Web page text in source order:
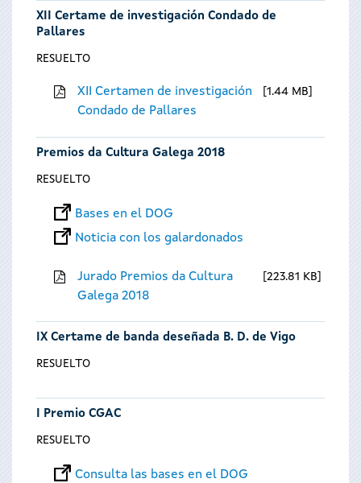
XII Certame de investigación Condado de
Pallares
RESUELTO
XII Certamen de investigación
Condado de Pallares
1.44 MB
Premios da Cultura Galega 2018
RESUELTO
Bases en el DOG
Noticia con los galardonados
Jurado Premios da Cultura
Galega 2018
223.81 KB
IX Certame de banda deseñada B. D. de Vigo
RESUELTO
I Premio CGAC
RESUELTO
Consulta las bases en el DOG